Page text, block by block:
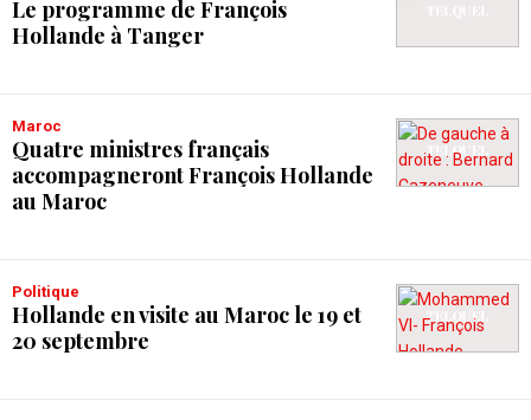
Le programme de François
Hollande à Tanger
Maroc
Quatre ministres français
accompagneront François Hollande
au Maroc
Politique
Hollande en visite au Maroc le 19 et
20 septembre